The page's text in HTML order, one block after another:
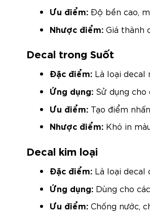
Ưu điểm:Độ bền cao,
Nhược điểm:Giá thành
Decal trong Suốt
Đặc điểm:Là loại decal
Ứng dụng:Sử dụng cho
Ưu điểm:Tạo điểm
Nhược điểm:Khó in
Decal kim loại
Đặc điểm:Là loại decal
Ứng dụng:Dùng cho
Ưu điểm:Chống nước,